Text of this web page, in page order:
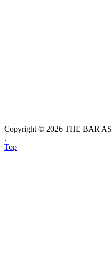
Copyright © 2026 THE BAR
.
Top